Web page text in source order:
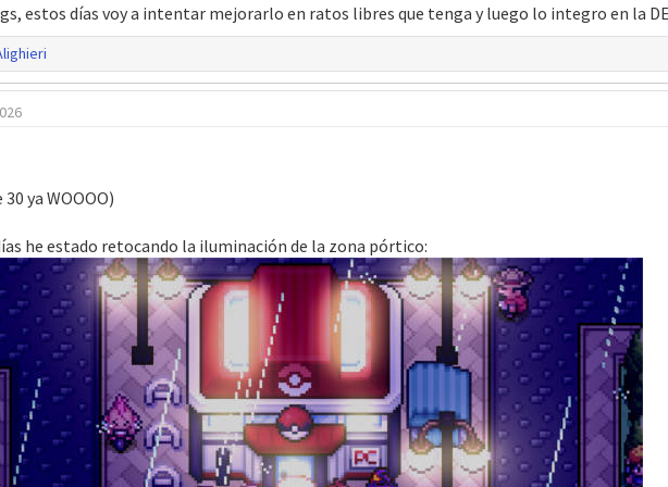
estos días voy a intentar mejorarlo en ratos libres que tenga y luego lo integro en la
30 ya WOOOO)
he estado retocando la iluminación de la zona pórtico: